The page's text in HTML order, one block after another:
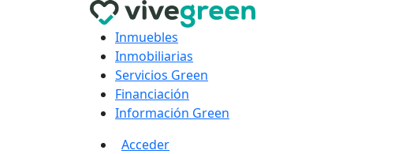
Inmuebles
Inmobiliarias
Servicios Green
Financiación
Información Green
Acceder